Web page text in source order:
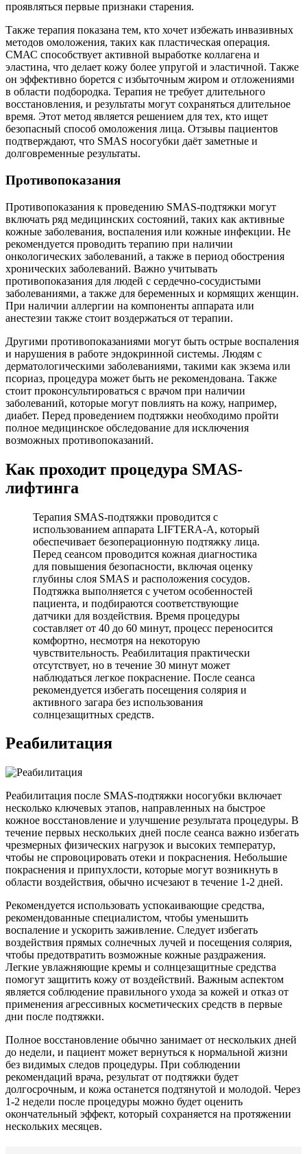
проявляться первые признаки старения.
Также терапия показана тем, кто хочет избежать инвазивных
методов омоложения, таких как пластическая операция.
СМАС способствует активной выработке коллагена и
эластина, что делает кожу более упругой и эластичной. Также
он эффективно борется с избыточным жиром и отложениями
в области подбородка. Терапия не требует длительного
восстановления, и результаты могут сохраняться длительное
время. Этот метод является решением для тех, кто ищет
безопасный способ омоложения лица. Отзывы пациентов
подтверждают, что SMAS носогубки даёт заметные и
долговременные результаты.
Противопоказания
Противопоказания к проведению SMAS-подтяжки могут
включать ряд медицинских состояний, таких как активные
кожные заболевания, воспаления или кожные инфекции. Не
рекомендуется проводить терапию при наличии
онкологических заболеваний, а также в период обострения
хронических заболеваний. Важно учитывать
противопоказания для людей с сердечно-сосудистыми
заболеваниями, а также для беременных и кормящих женщин.
При наличии аллергии на компоненты аппарата или
анестезии также стоит воздержаться от терапии.
Другими противопоказаниями могут быть острые воспаления
и нарушения в работе эндокринной системы. Людям с
дерматологическими заболеваниями, такими как экзема или
псориаз, процедура может быть не рекомендована. Также
стоит проконсультироваться с врачом при наличии
заболеваний, которые могут повлиять на кожу, например,
диабет. Перед проведением подтяжки необходимо пройти
полное медицинское обследование для исключения
возможных противопоказаний.
Как проходит процедура SMAS-
лифтинга
Терапия SMAS-подтяжки проводится с
использованием аппарата LIFTERA-A, который
обеспечивает безоперационную подтяжку лица.
Перед сеансом проводится кожная диагностика
для повышения безопасности, включая оценку
глубины слоя SMAS и расположения сосудов.
Подтяжка выполняется с учетом особенностей
пациента, и подбираются соответствующие
датчики для воздействия. Время процедуры
составляет от 40 до 60 минут, процесс переносится
комфортно, несмотря на некоторую
чувствительность. Реабилитация практически
отсутствует, но в течение 30 минут может
наблюдаться легкое покраснение. После сеанса
рекомендуется избегать посещения солярия и
активного загара без использования
солнцезащитных средств.
Реабилитация
Реабилитация после SMAS-подтяжки носогубки включает
несколько ключевых этапов, направленных на быстрое
кожное восстановление и улучшение результата процедуры. В
течение первых нескольких дней после сеанса важно избегать
чрезмерных физических нагрузок и высоких температур,
чтобы не спровоцировать отеки и покраснения. Небольшие
покраснения и припухлости, которые могут возникнуть в
области воздействия, обычно исчезают в течение 1-2 дней.
Рекомендуется использовать успокаивающие средства,
рекомендованные специалистом, чтобы уменьшить
воспаление и ускорить заживление. Следует избегать
воздействия прямых солнечных лучей и посещения солярия,
чтобы предотвратить возможные кожные раздражения.
Легкие увлажняющие кремы и солнцезащитные средства
помогут защитить кожу от воздействий. Важным аспектом
является соблюдение правильного ухода за кожей и отказ от
применения агрессивных косметических средств в первые
дни после подтяжки.
Полное восстановление обычно занимает от нескольких дней
до недели, и пациент может вернуться к нормальной жизни
без видимых следов процедуры. При соблюдении
рекомендаций врача, результат от подтяжки будет
долгосрочным, и кожа останется подтянутой и молодой. Через
1-2 недели после процедуры можно будет оценить
окончательный эффект, который сохраняется на протяжении
нескольких месяцев.